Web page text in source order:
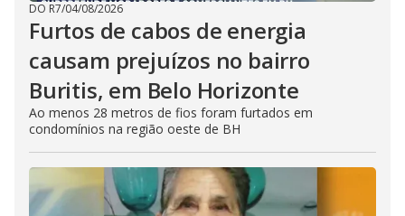
DO R7/04/08/2026
Furtos de cabos de energia
causam prejuízos no bairro
Buritis, em Belo Horizonte
Ao menos 28 metros de fios foram furtados em
condomínios na região oeste de BH